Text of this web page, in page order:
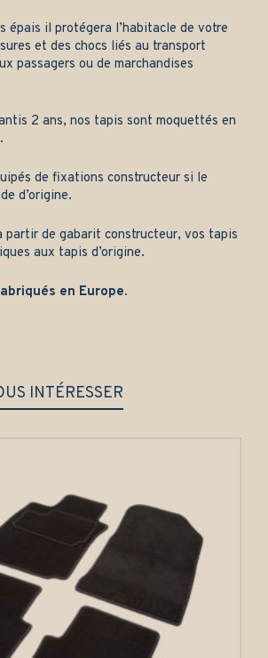
épais il protégera l’habitacle de votre
et des chocs liés au transport
passagers ou de marchandises
2 ans, nos tapis sont moquettés en
.
de fixations constructeur si le
d’origine.
partir de gabarit constructeur, vos tapis
aux tapis d’origine.
en Europe.
INTÉRESSER